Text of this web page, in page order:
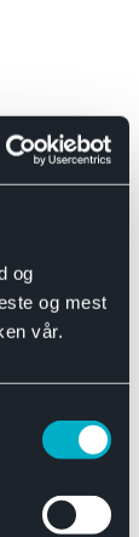
og
og mest
vår.